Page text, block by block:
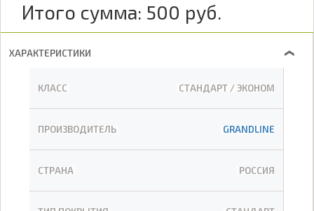
Итого сумма: 500 руб.
ХАРАКТЕРИСТИКИ ❯
КЛАСС СТАНДАРТ / ЭКОНОМ
ПРОИЗВОДИТЕЛЬ GRANDLINE
СТРАНА РОССИЯ